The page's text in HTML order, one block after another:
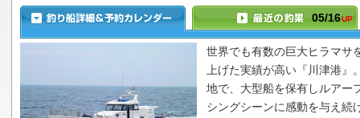
05/16UP
世界でも有数の巨大ヒラマサ
上げた実績が高い『川津港』
地で、大型船を保有しルアー
シングシーンに感動を与え続